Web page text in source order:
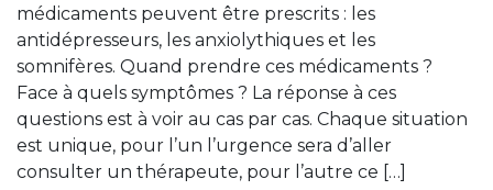
médicaments peuvent être prescrits : les
antidépresseurs, les anxiolythiques et les
somnifères. Quand prendre ces médicaments ?
Face à quels symptômes ? La réponse à ces
questions est à voir au cas par cas. Chaque situation
est unique, pour l’un l’urgence sera d’aller
consulter un thérapeute, pour l’autre ce […]